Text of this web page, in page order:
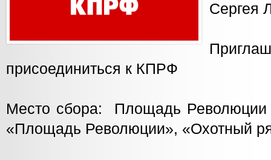
Сергея
присоединиться к КПРФ
Место сбора: Площадь Революции
«Площадь Революции», «Охотный